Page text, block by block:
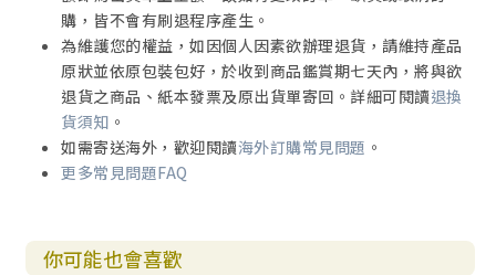
購，皆不會有刷退程序產生。
為維護您的權益，如因個人因素欲辦理退貨，請維持產品
原狀並依原包裝包好，於收到商品鑑賞期七天內，將與欲
退貨之商品、紙本發票及原出貨單寄回。詳細可閱讀退換
貨須知 。
如需寄送海外，歡迎閱讀海外訂購常見問題 。
更多常見問題FAQ
你可能也會喜歡